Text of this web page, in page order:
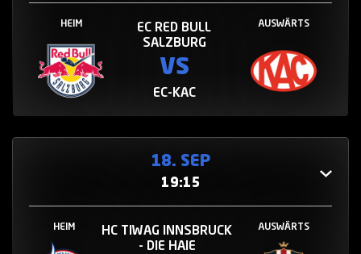
HEIM
EC RED BULL
SALZBURG
VS
EC-KAC
AUSWÄRTS
18. SEP
19:15
HEIM
HC TIWAG INNSBRUCK
- DIE HAIE
AUSWÄRTS